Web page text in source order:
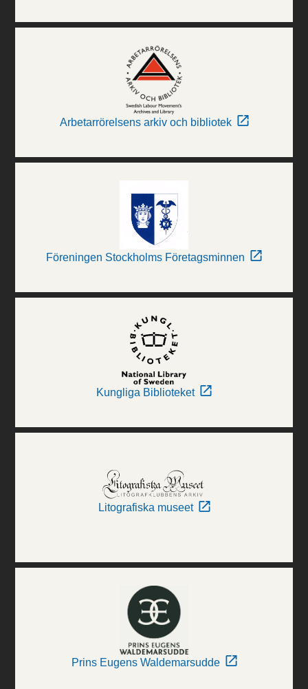
Arbetarrörelsens arkiv och bibliotek
Föreningen Stockholms Företagsminnen
Kungliga Biblioteket
Litografiska museet
Prins Eugens Waldemarsudde